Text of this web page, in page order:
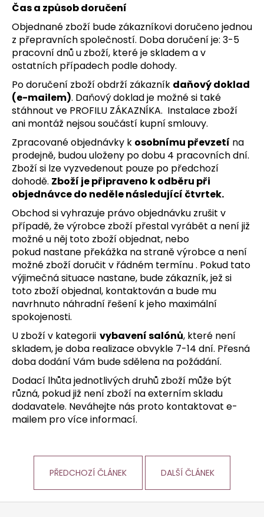
Čas a způsob doručení
Objednané zboží bude zákazníkovi doručeno jednou
z přepravních společností. Doba doručení je: 3-5
pracovní dnů u zboží, které je skladem a v
ostatních případech podle dohody.
Po doručení zboží obdrží zákazník daňový doklad
(e-mailem). Daňový doklad je možné si také
stáhnout ve PROFILU ZÁKAZNÍKA. Instalace zboží
ani montáž nejsou součástí kupní smlouvy.
Zpracované objednávky k osobnímu převzetí na
prodejně, budou uloženy po dobu 4 pracovních dní.
Zboží si lze vyzvedenout pouze po předchozí
dohodě. Zboží je připraveno k odběru při
objednávce do neděle následující čtvrtek.
Obchod si vyhrazuje právo objednávku zrušit v
případě, že výrobce zboží přestal vyrábět a není již
možné u něj toto zboží objednat, nebo
pokud nastane překážka na straně výrobce a není
možné zboží doručit v řádném termínu . Pokud tato
výjimečná situace nastane, bude zákazník, jež si
toto zboží objednal, kontaktován a bude mu
navrhnuto náhradní řešení k jeho maximální
spokojenosti.
U zboží v kategorii vybavení salónů, které není
skladem, je doba realizace obvykle 7-14 dní. Přesná
doba dodání Vám bude sdělena na požádání.
Dodací lhůta jednotlivých druhů zboží může být
různá, pokud již není zboží na externím skladu
dodavatele. Neváhejte nás proto kontaktovat e-
mailem pro více informací.
PŘEDCHOZÍ ČLÁNEK DALŠÍ ČLÁNEK
Z